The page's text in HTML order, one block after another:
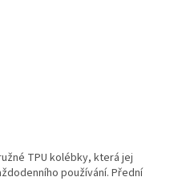
TPU kolébky, která jej
používání. Přední